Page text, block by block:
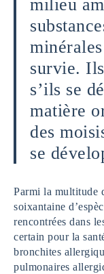
milieu
survie.
s’ils se
matière
des
se
Parmi la multitude
soixantaine
rencontrées dans
certain pour la
bronchites
pulmonaires